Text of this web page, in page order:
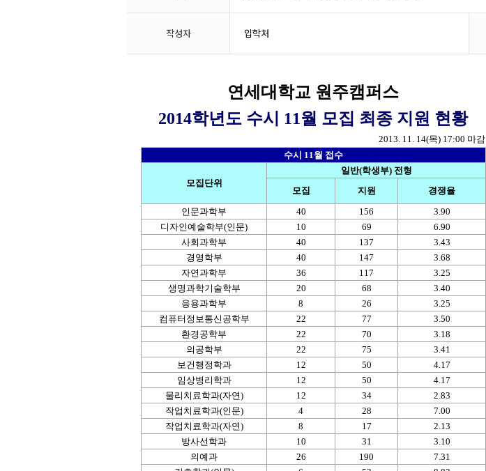
작성자 입학처
연세대학교 원주캠퍼스
2014학년도 수시 11월 모집 최종 지원 현황
2013. 11. 14(목) 17:00 마감
수시 11월 접수
모집단위
일반(학생부) 전형
모집
지원
경쟁율
인문과학부
40 156
3.90
디자인예술학부(인문)
10 69
6.90
사회과학부
40 137
3.43
경영학부
40 147
3.68
자연과학부
36 117
3.25
생명과학기술학부
20 68
3.40
응용과학부
8 26
3.25
컴퓨터정보통신공학부
22 77
3.50
환경공학부
22 70
3.18
의공학부
22 75
3.41
보건행정학과
12 50
4.17
임상병리학과
12 50
4.17
물리치료학과(자연)
12 34
2.83
작업치료학과(인문)
4 28
7.00
작업치료학과(자연)
8 17
2.13
방사선학과
10 31
3.10
의예과
26 190
7.31